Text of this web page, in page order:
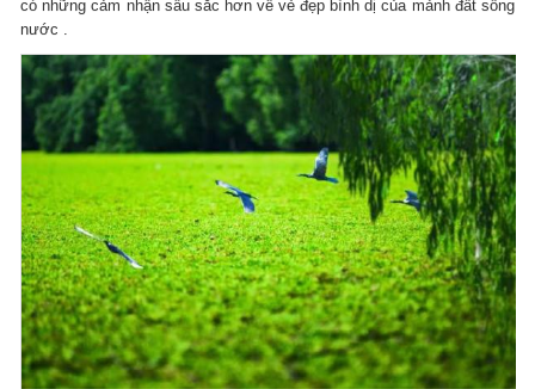
có những cảm nhận sâu sắc hơn về vẻ đẹp bình dị của mảnh đất sông
nước .